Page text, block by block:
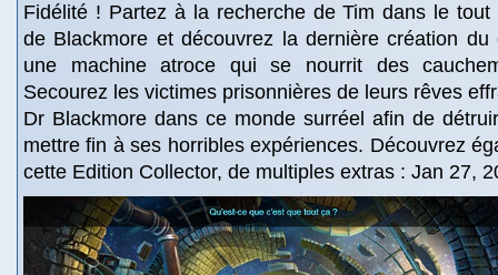
Fidélité ! Partez à la recherche de Tim dans le tout
de Blackmore et découvrez la dernière création du
une machine atroce qui se nourrit des
Secourez les victimes prisonnières de leurs rêves
Dr Blackmore dans ce monde surréel afin de
mettre fin à ses horribles expériences. Découvrez
cette Edition Collector, de multiples extras : Jan 27,